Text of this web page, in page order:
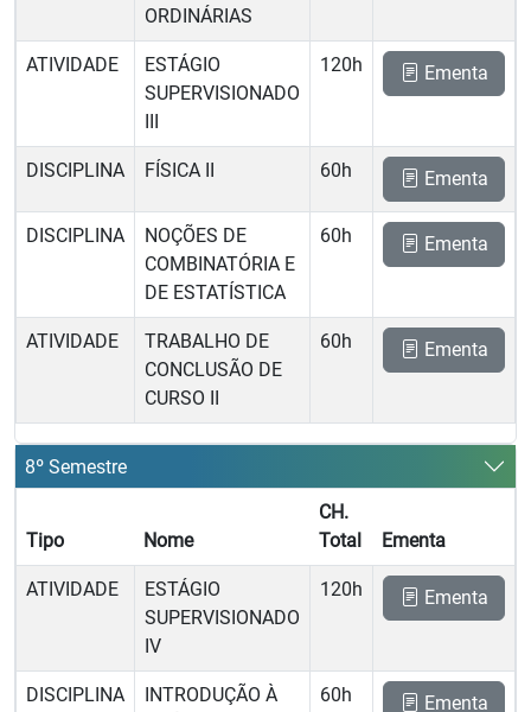
ORDINÁRIAS
ATIVIDADE
ESTÁGIO
SUPERVISIONADO
III
120h Ementa
DISCIPLINA FÍSICA II 60h Ementa
DISCIPLINA
NOÇÕES DE
COMBINATÓRIA E
DE ESTATÍSTICA
60h Ementa
ATIVIDADE
TRABALHO DE
CONCLUSÃO DE
CURSO II
60h Ementa
8º Semestre
Tipo Nome
CH.
Total
Ementa
ATIVIDADE
ESTÁGIO
SUPERVISIONADO
IV
120h Ementa
DISCIPLINA
INTRODUÇÃO À
60h Ementa